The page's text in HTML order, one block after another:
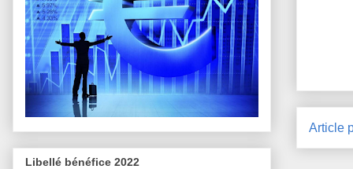
Article
Libellé bénéfice 2022